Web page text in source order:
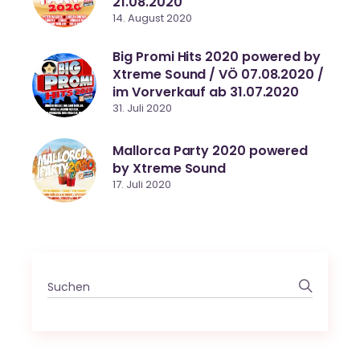
14. August 2020
Big Promi Hits 2020 powered by
Xtreme Sound / VÖ 07.08.2020 /
im Vorverkauf ab 31.07.2020
31. Juli 2020
Mallorca Party 2020 powered
by Xtreme Sound
17. Juli 2020
Search
for: